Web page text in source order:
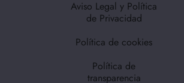
Aviso Legal y Política
de Privacidad
Política de cookies
Política de
transparencia